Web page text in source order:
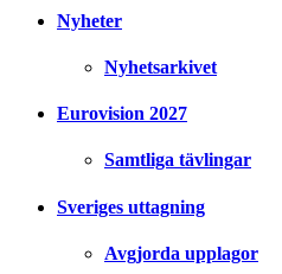
Nyheter
Nyhetsarkivet
Eurovision 2027
Samtliga tävlingar
Sveriges uttagning
Avgjorda upplagor